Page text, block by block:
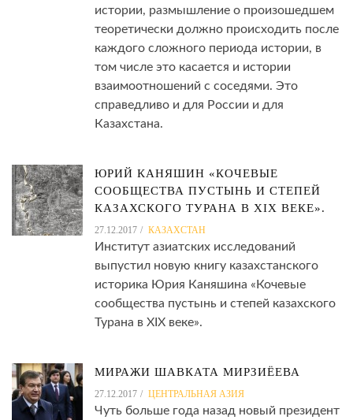
истории, размышление о произошедшем
теоретически должно происходить после
каждого сложного периода истории, в
том числе это касается и истории
взаимоотношений с соседями. Это
справедливо и для России и для
Казахстана.
ЮРИЙ КАНЯШИН «КОЧЕВЫЕ
СООБЩЕСТВА ПУСТЫНЬ И СТЕПЕЙ
КАЗАХСКОГО ТУРАНА В XIX ВЕКЕ».
27.12.2017 КАЗАХСТАН
Институт азиатских исследований
выпустил новую книгу казахстанского
историка Юрия Каняшина «Кочевые
сообщества пустынь и степей казахского
Турана в XIX веке».
МИРАЖИ ШАВКАТА МИРЗИЁЕВА
27.12.2017 ЦЕНТРАЛЬНАЯ АЗИЯ
Чуть больше года назад новый президент